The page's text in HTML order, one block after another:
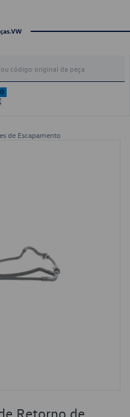
0
de Escapamento
Retorno de